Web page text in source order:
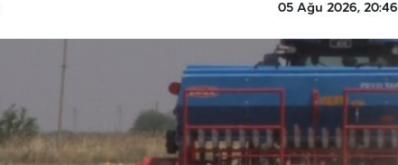
05 Ağu 2026, 20:46